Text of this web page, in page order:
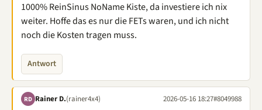
1000% ReinSinus NoName Kiste, da investiere ich nix
weiter. Hoffe das es nur die FETs waren, und ich nicht
noch die Kosten tragen muss.
Antwort
RD Rainer D.(rainer4x4) 2026-05-16 18:27#8049988